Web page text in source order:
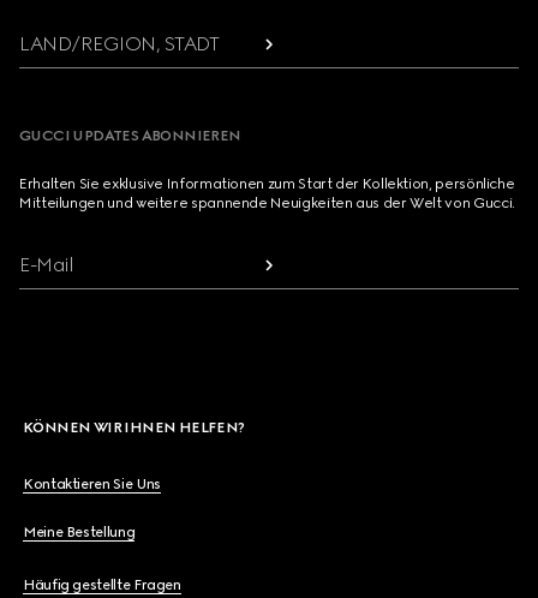
LAND/REGION, STADT
GUCCI UPDATES ABONNIEREN
Erhalten Sie exklusive Informationen zum Start der Kollektion, persönliche
Mitteilungen und weitere spannende Neuigkeiten aus der Welt von Gucci.
E-Mail
KÖNNEN WIR IHNEN HELFEN?
Kontaktieren Sie Uns
Meine Bestellung
Häufig gestellte Fragen